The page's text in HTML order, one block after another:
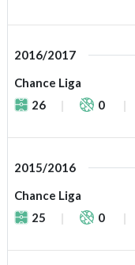
2016/2017
Chance Liga
26
0
2015/2016
Chance Liga
25
0